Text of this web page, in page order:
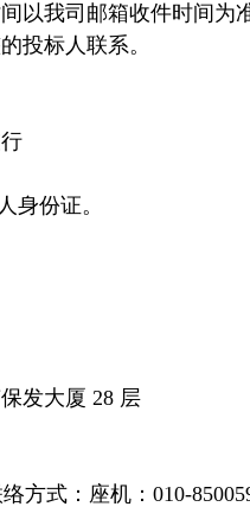
以我司邮箱收件时间为
投标人联系。
身份证。
发大厦 28 层
式：座机：010-